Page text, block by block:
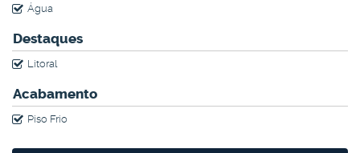
Água
Destaques
Litoral
Acabamento
Piso Frio